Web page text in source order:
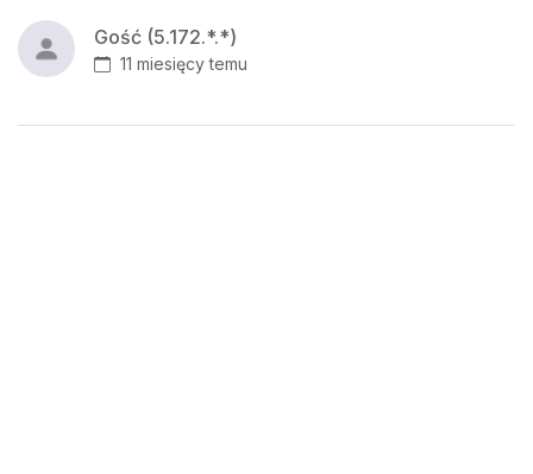
Gość (5.172.*.*)
11 miesięcy temu